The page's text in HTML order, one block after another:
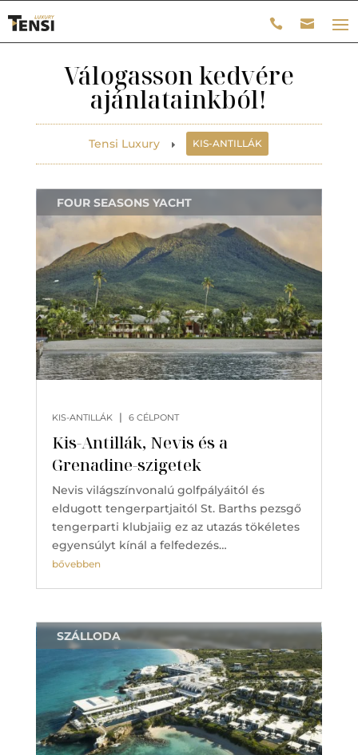
Válogasson kedvére
ajánlatainkból!
Tensi Luxury E KIS-ANTILLÁK
Kis-Antillák, Nevis és a
Grenadine-szigetek
KIS-ANTILLÁK | 6 CÉLPONT
FOUR SEASONS YACHT
Nevis világszínvonalú golfpályáitól és
eldugott tengerpartjaitól St. Barths pezsgő
tengerparti klubjaiig ez az utazás tökéletes
egyensúlyt kínál a felfedezés…
bővebben
SZÁLLODA